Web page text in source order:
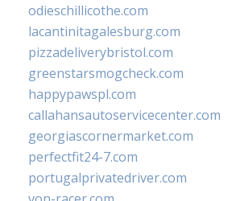
odieschillicothe.com
lacantinitagalesburg.com
pizzadeliverybristol.com
greenstarsmogcheck.com
happypawspl.com
callahansautoservicecenter.com
georgiascornermarket.com
perfectfit24-7.com
portugalprivatedriver.com